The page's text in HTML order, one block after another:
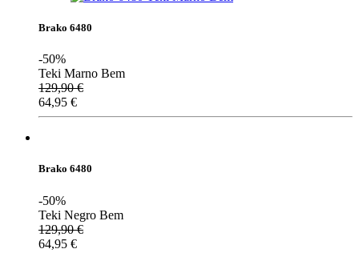
Brako 6480
-50%
Teki Marno Bem
129,90€
64,95 €
Brako 6480
-50%
Teki Negro Bem
129,90€
64,95 €